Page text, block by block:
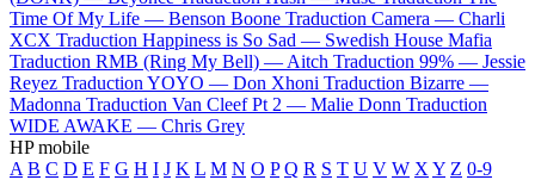
Time Of My Life — Benson Boone Traduction Camera — Charli
XCX Traduction Happiness is So Sad — Swedish House Mafia
Traduction RMB (Ring My Bell) — Aitch Traduction 99% — Jessie
Reyez Traduction YOYO — Don Xhoni Traduction Bizarre —
Madonna Traduction Van Cleef Pt 2 — Malie Donn Traduction
WIDE AWAKE — Chris Grey
HP mobile
A B C D E F G H I J K L M N O P Q R S T U V W X Y Z 0-9